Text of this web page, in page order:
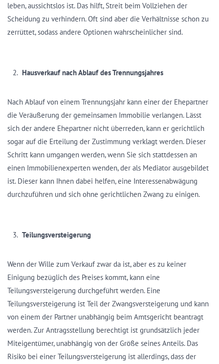
leben, aussichtslos ist. Das hilft, Streit beim Vollziehen der
Scheidung zu verhindern. Oft sind aber die Verhältnisse schon zu
zerrüttet, sodass andere Optionen wahrscheinlicher sind.
Hausverkauf nach Ablauf des Trennungsjahres
Nach Ablauf von einem Trennungsjahr kann einer der Ehepartner
die Veräußerung der gemeinsamen Immobilie verlangen. Lässt
sich der andere Ehepartner nicht überreden, kann er gerichtlich
sogar auf die Erteilung der Zustimmung verklagt werden. Dieser
Schritt kann umgangen werden, wenn Sie sich stattdessen an
einen Immobilienexperten wenden, der als Mediator ausgebildet
ist. Dieser kann Ihnen dabei helfen, eine Interessenabwägung
durchzuführen und sich ohne gerichtlichen Zwang zu einigen.
Teilungsversteigerung
Wenn der Wille zum Verkauf zwar da ist, aber es zu keiner
Einigung bezüglich des Preises kommt, kann eine
Teilungsversteigerung durchgeführt werden. Eine
Teilungsversteigerung ist Teil der Zwangsversteigerung und kann
von einem der Partner unabhängig beim Amtsgericht beantragt
werden. Zur Antragsstellung berechtigt ist grundsätzlich jeder
Miteigentümer, unabhängig von der Größe seines Anteils. Das
Risiko bei einer Teilungsversteigerung ist allerdings, dass der